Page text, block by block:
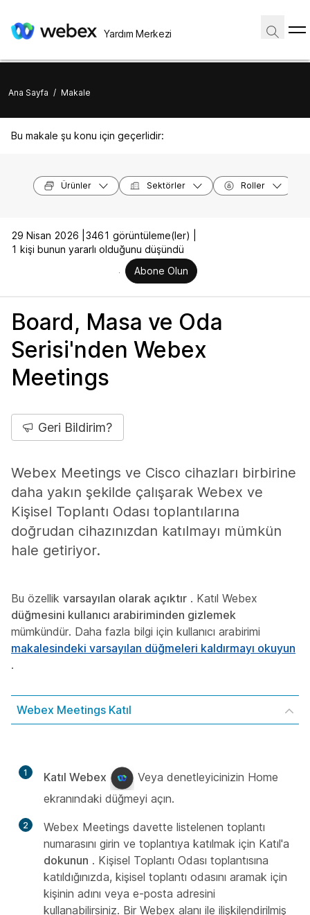
Yardım Merkezi
Ana Sayfa / Makale
Bu makale şu konu için geçerlidir:
Ürünler Sektörler Roller
29 Nisan 2026 | 3461 görüntüleme(ler) |
1 kişi bunun yararlı olduğunu düşündü
Abone Olun
Board, Masa ve Oda
Serisi'nden Webex
Meetings
Geri Bildirim?
Webex Meetings ve Cisco cihazları birbirine
daha yakın şekilde çalışarak Webex ve
Kişisel Toplantı Odası toplantılarına
doğrudan cihazınızdan katılmayı mümkün
hale getiriyor.
Bu özellik varsayılan olarak açıktır . Katıl Webex
düğmesini kullanıcı arabiriminden gizlemek
mümkündür. Daha fazla bilgi için kullanıcı arabirimi
makalesindeki varsayılan düğmeleri kaldırmayı okuyun
.
Webex Meetings Katıl
1 Katıl Webex
Veya denetleyicinizin Home
ekranındaki düğmeyi açın.
2
Webex Meetings davette listelenen toplantı
numarasını girin ve toplantıya katılmak için Katıl'a
dokunun . Kişisel Toplantı Odası toplantısına
katıldığınızda, kişisel toplantı odasını aramak için
kişinin adını veya e-posta adresini
kullanabilirsiniz. Bir Webex alanı ile ilişkilendirilmiş